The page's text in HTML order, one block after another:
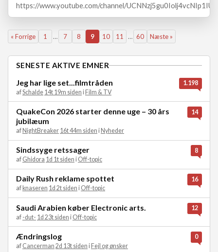
https://www.youtube.com/channel/UCNNzj5gu0Iolj4vcNIp1IUA
« Forrige 1 … 7 8 9 10 11 … 60 Næste »
SENESTE AKTIVE EMNER
Jeg har lige set...filmtråden
afSchalde 14t 19m siden i Film & TV
1.198
QuakeCon 2026 starter denne uge – 30 års
jubilæum
af NightBreaker 16t 44m siden i Nyheder
14
Sindssyge retssager
af Ghidora 1d 1t siden i Off-topic
8
Daily Rush reklame spottet
af knaseren 1d 2t siden i Off-topic
16
Saudi Arabien køber Electronic arts.
af -dut- 1d 23t siden i Off-topic
12
Ændringslog
af Cancerman 2d 13t siden iFejl og ønsker
0